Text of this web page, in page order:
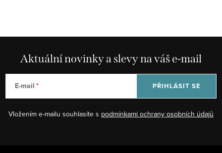
Aktuální novinky a slevy na váš e-mail
E-mail
Vložením e-mailu souhlasíte s podmínkami ochrany osobních údajů
PŘIHLÁSIT SE